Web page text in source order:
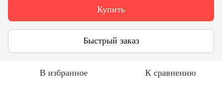
Купить
Быстрый заказ
В избранное К сравнению